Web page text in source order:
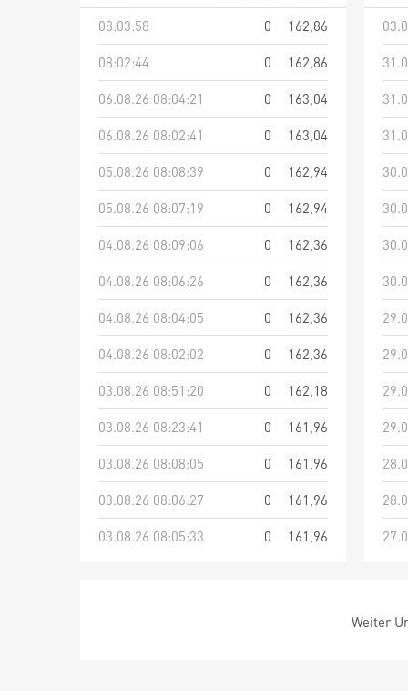
08:03:58
0
162,86
08:02:44
0
162,86
06.08.26 08:04:21
0
163,04
06.08.26 08:02:41
0
163,04
05.08.26 08:08:39
0
162,94
05.08.26 08:07:19
0
162,94
04.08.26 08:09:06
0
162,36
04.08.26 08:06:26
0
162,36
04.08.26 08:04:05
0
162,36
04.08.26 08:02:02
0
162,36
03.08.26 08:51:20
0
162,18
03.08.26 08:23:41
0
161,96
03.08.26 08:08:05
0
161,96
03.08.26 08:06:27
0
161,96
03.08.26 08:05:33
0 161,96
Weiter